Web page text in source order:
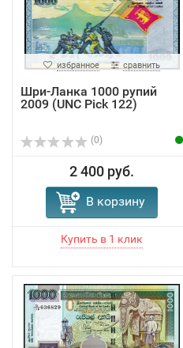
избранное сравнить
Шри-Ланка 1000 рупий
2009 (UNC Pick 122)
(0)
2 400 руб.
В корзину